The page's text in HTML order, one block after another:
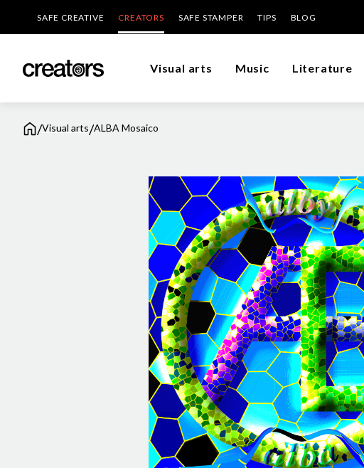
SAFE CREATIVE CREATORS SAFE STAMPER TIPS BLOG
Visual arts Music Literature
/Visual arts/ALBA Mosaico